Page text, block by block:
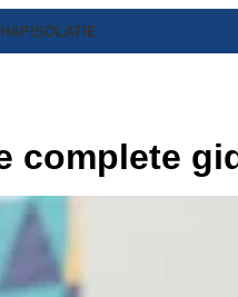
ISOLATIE
complete